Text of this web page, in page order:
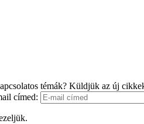
témák? Küldjük az új
címed: